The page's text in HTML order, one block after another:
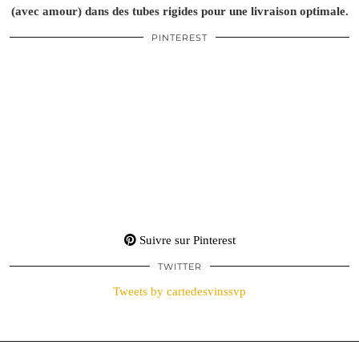
(avec amour) dans des tubes rigides pour une livraison optimale.
PINTEREST
Suivre sur Pinterest
TWITTER
Tweets by cartedesvinssvp